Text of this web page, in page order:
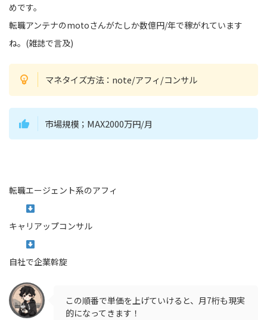
めです。
転職アンテナのmotoさんがたしか数億円/年で稼がれています
ね。(雑誌で言及)
マネタイズ方法：note/アフィ/コンサル
市場規模；MAX2000万円/月
転職エージェント系のアフィ
キャリアップコンサル
自社で企業斡旋
この順番で単価を上げていけると、月7桁も現実
的になってきます！